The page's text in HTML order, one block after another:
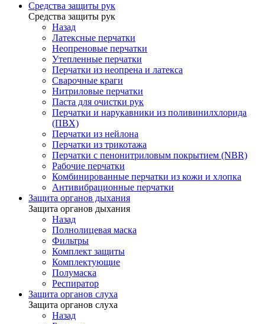
Средства защиты рук
Средства защиты рук
Назад
Латексные перчатки
Неопреновые перчатки
Утепленные перчатки
Перчатки из неопрена и латекса
Сварочные краги
Нитриловые перчатки
Паста для очистки рук
Перчатки и нарукавники из поливинилхлорида
(ПВХ)
Перчатки из нейлона
Перчатки из трикотажа
Перчатки с пенонитриловым покрытием (NBR)
Рабочие перчатки
Комбинированные перчатки из кожи и хлопка
Антивибрационные перчатки
Защита органов дыхания
Защита органов дыхания
Назад
Полнолицевая маска
Фильтры
Комплект защиты
Комплектующие
Полумаска
Респиратор
Защита органов слуха
Защита органов слуха
Назад